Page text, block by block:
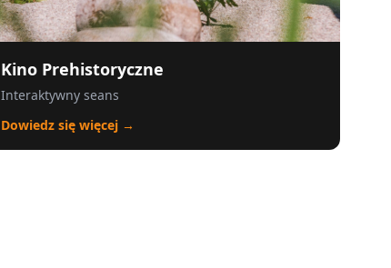
Kino Prehistoryczne
Interaktywny seans
Dowiedz się więcej →